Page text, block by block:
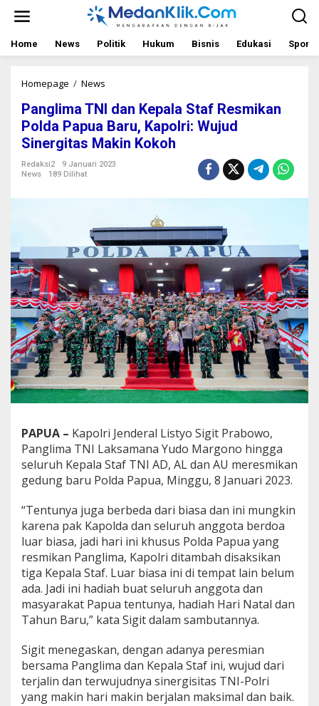
t
Home News Politik Hukum Bisnis Edukasi Sport
Homepage / News
g
i
m
d
a
n
K
p
a
l
a
S
t
a
f
R
e
m
k
a
n
o
d
a
P
p
u
a
B
r
u
,
K
a
Panglima TNI dan Kepala Staf Resmikan
Polda Papua Baru, Kapolri: Wujud
Sinergitas Makin Kokoh
Redaksi2
9 Januari 2023
News
189 Dilihat
PAPUA – Kapolri Jenderal Listyo Sigit Prabowo,
Panglima TNI Laksamana Yudo Margono hingga
seluruh Kepala Staf TNI AD, AL dan AU meresmikan
gedung baru Polda Papua, Minggu, 8 Januari 2023.
“Tentunya juga berbeda dari biasa dan ini mungkin
karena pak Kapolda dan seluruh anggota berdoa
luar biasa, jadi hari ini khusus Polda Papua yang
resmikan Panglima, Kapolri ditambah disaksikan
tiga Kepala Staf. Luar biasa ini di tempat lain belum
ada. Jadi ini hadiah buat seluruh anggota dan
masyarakat Papua tentunya, hadiah Hari Natal dan
Tahun Baru,” kata Sigit dalam sambutannya.
Sigit menegaskan, dengan adanya peresmian
bersama Panglima dan Kepala Staf ini, wujud dari
terjalin dan terwujudnya sinergisitas TNI-Polri
yang makin hari makin berjalan maksimal dan baik.